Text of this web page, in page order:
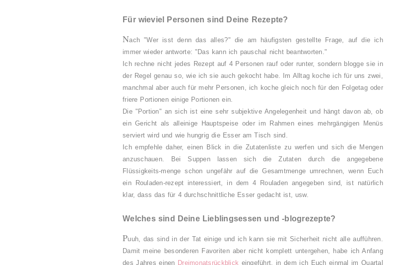
Für wieviel Personen sind Deine Rezepte?
Nach "Wer isst denn das alles?" die am häufigsten gestellte Frage, auf die ich
immer wieder antworte: "Das kann ich pauschal nicht beantworten."
Ich rechne nicht jedes Rezept auf 4 Personen rauf oder runter, sondern blogge sie in
der Regel genau so, wie ich sie auch gekocht habe. Im Alltag koche ich für uns zwei,
manchmal aber auch für mehr Personen, ich koche gleich noch für den Folgetag oder
friere Portionen einige Portionen ein.
Die "Portion" an sich ist eine sehr subjektive Angelegenheit und hängt davon ab, ob
ein Gericht als alleinige Hauptspeise oder im Rahmen eines mehrgängigen Menüs
serviert wird und wie hungrig die Esser am Tisch sind.
Ich empfehle daher, einen Blick in die Zutatenliste zu werfen und sich die Mengen
anzuschauen. Bei Suppen lassen sich die Zutaten durch die angegebene
Flüssigkeits-menge schon ungefähr auf die Gesamtmenge umrechnen, wenn Euch
ein Rouladen-rezept interessiert, in dem 4 Rouladen angegeben sind, ist natürlich
klar, dass das für 4 durchschnittliche Esser gedacht ist, usw.
Welches sind Deine Lieblingsessen und -blogrezepte?
Puuh, das sind in der Tat einige und ich kann sie mit Sicherheit nicht alle aufführen.
Damit meine besonderen Favoriten aber nicht komplett untergehen, habe ich Anfang
des Jahres einen Dreimonatsrückblick eingeführt, in dem ich Euch einmal im Quartal